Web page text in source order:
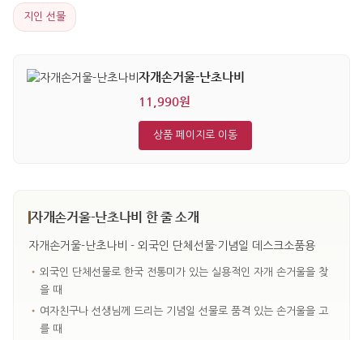
지인 선물
자개손거울-난초나비
11,990원
상품 페이지로 이동
자개손거울-난초나비 한 줄 소개
자개손거울-난초나비 - 외국인 단체선물·기념일 데스크소품용
• 외국인 단체선물로 한국 전통미가 있는 실용적인 자개 손거울을 찾
을 때
• 여자친구나 선생님께 드리는 기념일 선물로 품격 있는 손거울을 고
를 때